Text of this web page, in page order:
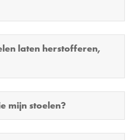
laten herstofferen,
mijn stoelen?